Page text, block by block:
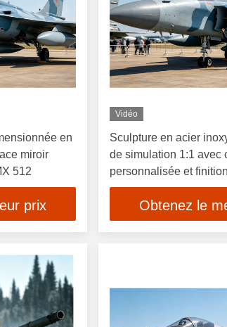
en
miroir
512
prix
Vidéo
Sculpture en acier
de simulation 1:1 avec
personnalisée et
intempéries
Obtenez le